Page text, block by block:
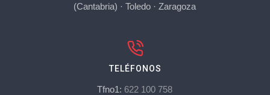
(Cantabria) ·Toledo ·Zaragoza
TELÉFONOS
Tfno1: 622 100 758